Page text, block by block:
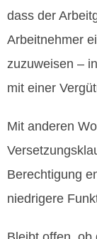
dass der
Arbeitnehmer
zuzuweisen –
mit einer
Mit anderen
Berechtigung
niedrigere